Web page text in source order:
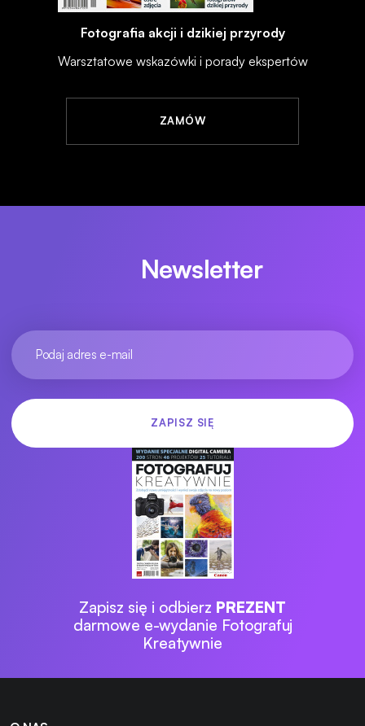
Fotografia akcji i dzikiej przyrody
Warsztatowe wskazówki i porady ekspertów
ZAMÓW
Newsletter
Zapisz się i odbierz PREZENT
darmowe e-wydanie Fotografuj
Kreatywnie